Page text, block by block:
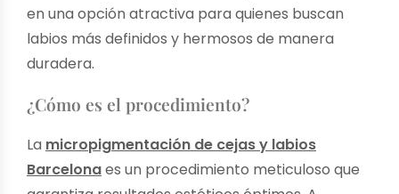
en una opción atractiva para quienes buscan
labios más definidos y hermosos de manera
duradera.
¿Cómo es el procedimiento?
La micropigmentación de cejas y labios
Barcelonaes un procedimiento meticuloso que